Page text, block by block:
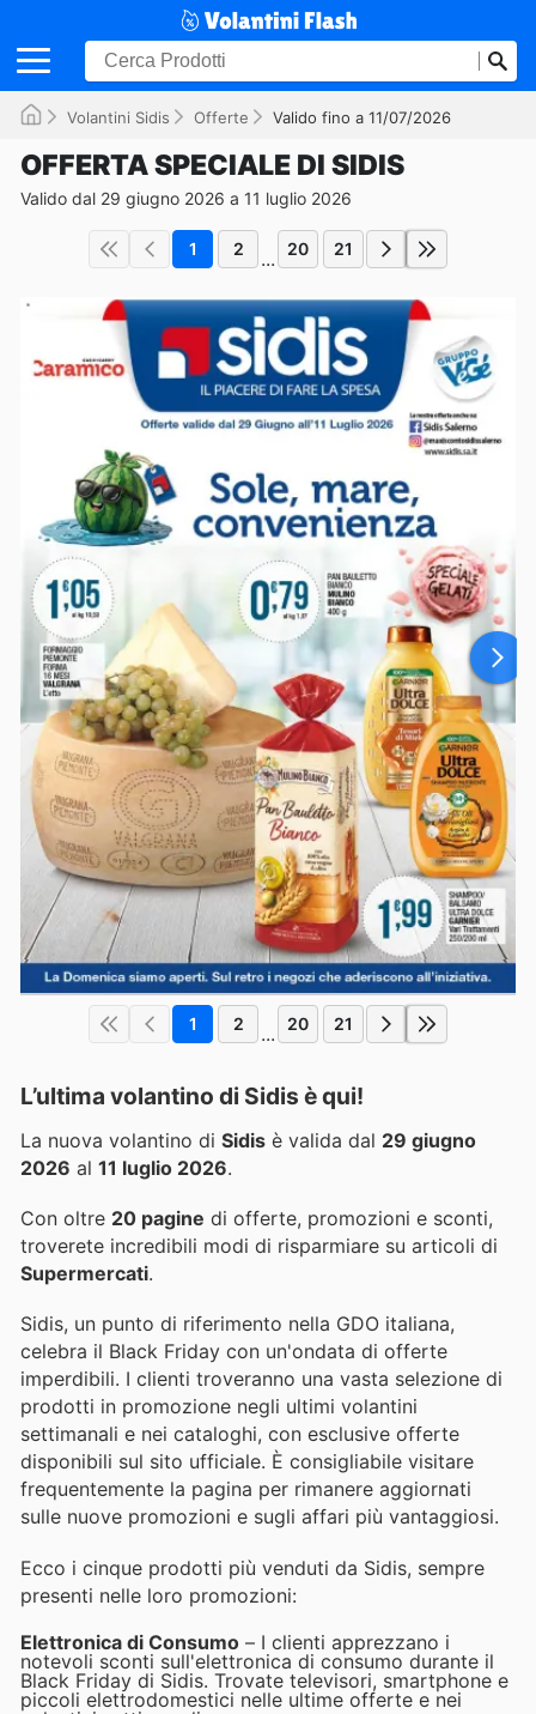
Volantini Sidis Offerte Valido fino a 11/07/2026
OFFERTA SPECIALE DI SIDIS
Valido dal 29 giugno 2026 a 11 luglio 2026
1 2 ... 20 21
1 2 ... 20 21
L’ultima volantino di Sidis è qui!
La nuova volantino di Sidis è valida dal 29 giugno
2026 al 11 luglio 2026.
Con oltre 20 pagine di offerte, promozioni e sconti,
troverete incredibili modi di risparmiare su articoli di
Supermercati.
Sidis, un punto di riferimento nella GDO italiana,
celebra il Black Friday con un'ondata di offerte
imperdibili. I clienti troveranno una vasta selezione di
prodotti in promozione negli ultimi volantini
settimanali e nei cataloghi, con esclusive offerte
disponibili sul sito ufficiale. È consigliabile visitare
frequentemente la pagina per rimanere aggiornati
sulle nuove promozioni e sugli affari più vantaggiosi.
Ecco i cinque prodotti più venduti da Sidis, sempre
presenti nelle loro promozioni:
Elettronica di Consumo – I clienti apprezzano i
notevoli sconti sull'elettronica di consumo durante il
Black Friday di Sidis. Trovate televisori, smartphone e
piccoli elettrodomestici nelle ultime offerte e nei